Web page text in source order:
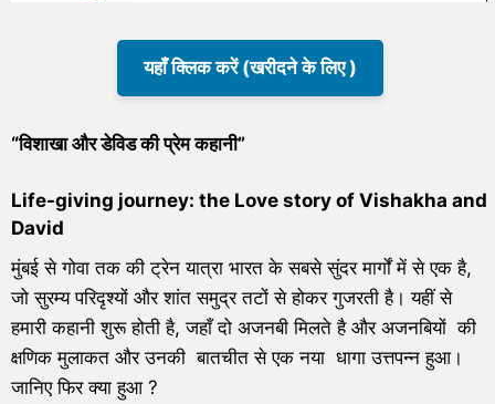
यहाँ क्लिक करें (खरीदने के लिए )
“विशाखा और डेविड की प्रेम कहानी”
Life-giving journey: the Love story of Vishakha and
David
मुंबई से गोवा तक की ट्रेन यात्रा भारत के सबसे सुंदर मार्गों में से एक है,
जो सुरम्य परिदृश्यों और शांत समुद्र तटों से होकर गुजरती है। यहीं से
हमारी कहानी शुरू होती है, जहाँ दो अजनबी मिलते है और अजनबियों की
क्षणिक मुलाकत और उनकी बातचीत से एक नया धागा उत्तपन्न हुआ।
जानिए फिर क्या हुआ ?